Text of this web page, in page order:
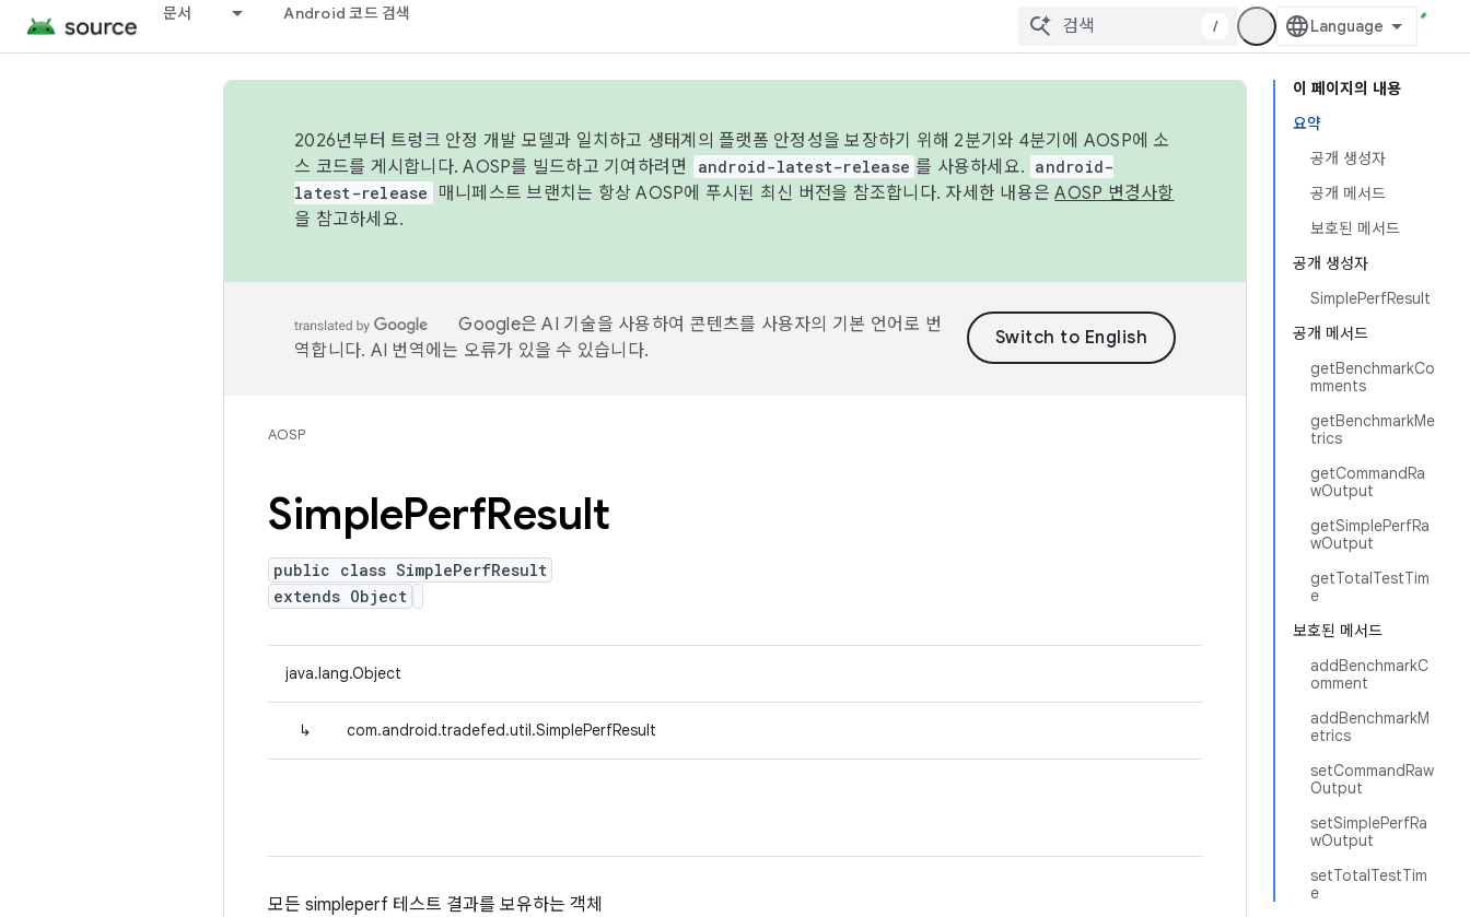
문서 Android 코드 검색
/
이 페이지의 내용
요약
공개 생성자
공개 메서드
보호된 메서드
공개 생성자
SimplePerfResult
공개 메서드
getBenchmarkCo
mments
getBenchmarkMe
trics
getCommandRa
wOutput
getSimplePerfRa
wOutput
getTotalTestTim
e
보호된 메서드
addBenchmarkC
omment
addBenchmarkM
etrics
setCommandRaw
Output
setSimplePerfRa
wOutput
setTotalTestTim
e
2026년부터 트렁크 안정 개발 모델과 일치하고 생태계의 플랫폼 안정성을 보장하기 위해 2분기와 4분기에 AOSP에 소
스 코드를 게시합니다. AOSP를 빌드하고 기여하려면
android-latest-release 를 사용하세요. android-
latest-release
매니페스트 브랜치는 항상 AOSP에 푸시된 최신 버전을 참조합니다. 자세한 내용은AOSP 변경사항
을 참고하세요.
Google은 AI 기술을 사용하여 콘텐츠를 사용자의 기본 언어로 번
역합니다. AI 번역에는 오류가 있을 수 있습니다.
AOSP
SimplePerfResult
public class SimplePerfResult
extends Object
java.lang.Object
↳ com.android.tradefed.util.SimplePerfResult
모든 simpleperf 테스트 결과를 보유하는 객체